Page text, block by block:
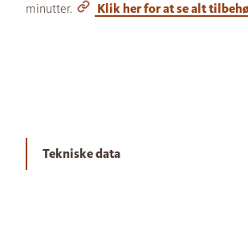
minutter.
Klik her for at se alt
Tekniske data